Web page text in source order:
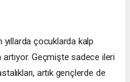
yıllarda çocuklarda kalp
artıyor. Geçmişte sadece ileri
artık gençlerde de